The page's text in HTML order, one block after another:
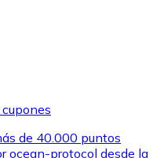
de 40.000 puntos
ocean-protocol desde la